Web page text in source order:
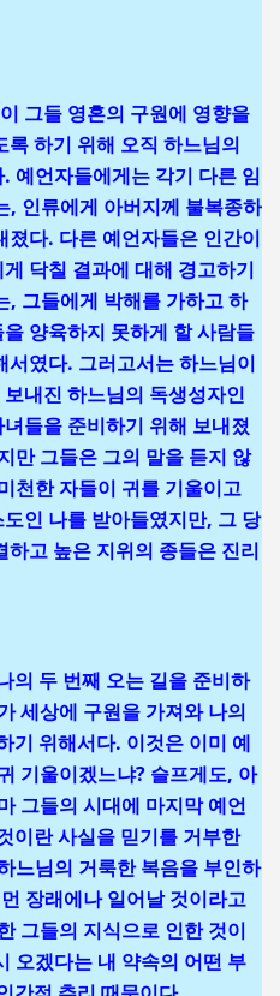
그들 영혼의 구원에 영향을
하기 위해 오직 하느님의
예언자들에게는 각기 다른 임
, 인류에게 아버지께 불복종하
다. 다른 예언자들은 인간이
닥칠 결과에 대해 경고하기
, 그들에게 박해를 가하고 하
양육하지 못하게 할 사람들
서였다. 그러고서는 하느님이
내진 하느님의 독생성자인
들을 준비하기 위해 보내졌
만 그들은 그의 말을 듣지 않
천한 자들이 귀를 기울이고
인 나를 받아들였지만, 그 당
고 높은 지위의 종들은 진리
의 두 번째 오는 길을 준비하
세상에 구원을 가져와 나의
기 위해서다. 이것은 이미 예
기울이겠느냐? 슬프게도, 아
그들의 시대에 마지막 예언
이란 사실을 믿기를 거부한
느님의 거룩한 복음을 부인하
장래에나 일어날 것이라고
그들의 지식으로 인한 것이
오겠다는 내 약속의 어떤 부